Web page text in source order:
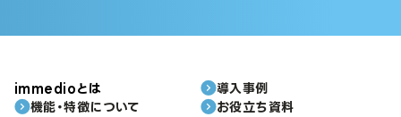
immedioとは
機能・特徴について
導入事例
お役立ち資料